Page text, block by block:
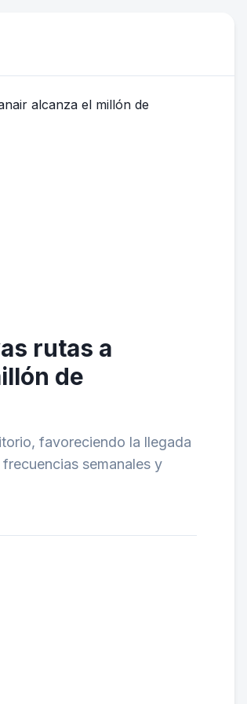
rutas a
de
favoreciendo la llegada
semanales y